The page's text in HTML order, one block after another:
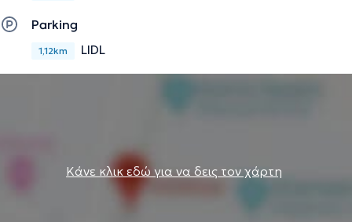
Parking
1,12km LIDL
Κάνε κλικ εδώ για να δεις τον χάρτη